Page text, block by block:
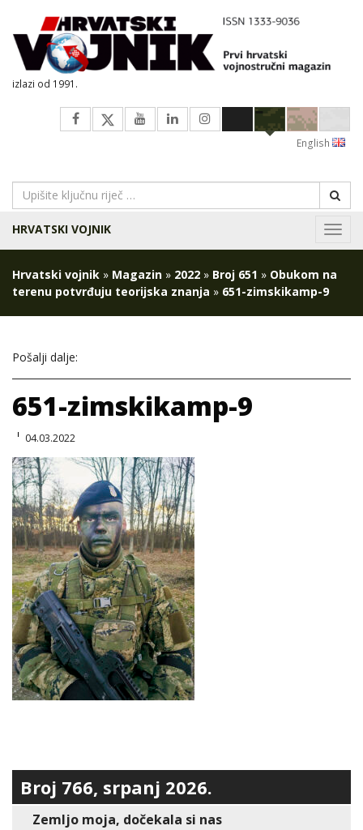
izlazi od 1991.
English
HRVATSKI VOJNIK
Hrvatski vojnik » Magazin » 2022 » Broj 651 » Obukom na
terenu potvrđuju teorijska znanja » 651-zimskikamp-9
Pošalji dalje:
651-zimskikamp-9
04.03.2022
Broj 766, srpanj 2026.
Zemljo moja, dočekala si nas